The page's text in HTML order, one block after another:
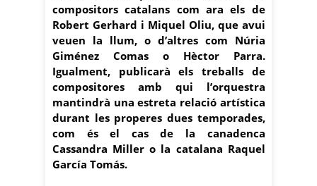
compositors catalans com ara ​​els de
Robert Gerhard i Miquel Oliu, que avui
veuen la llum, o d’altres com Núria
Giménez Comas o Hèctor Parra.
Igualment, publicarà els treballs de
compositores amb qui l’orquestra
mantindrà una estreta relació artística
durant les properes dues temporades,
com és el cas de la canadenca
Cassandra Miller o la catalana Raquel
García Tomás.